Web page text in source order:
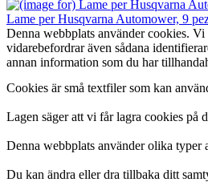
Lame per Husqvarna Automower, 9
Denna webbplats använder cookies.
vidarebefordrar även sådana
annan information som du har
Cookies är små textfiler som kan
Lagen säger att vi får lagra cookies på
Denna webbplats använder olika typer
Du kan ändra eller dra tillbaka ditt